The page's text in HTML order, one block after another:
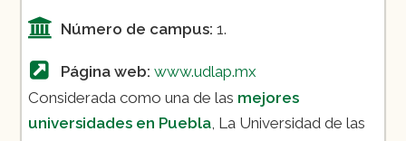
Número de campus: 1.
Página web: www.udlap.mx
Considerada como una de las mejores
universidades en Puebla , La Universidad de las